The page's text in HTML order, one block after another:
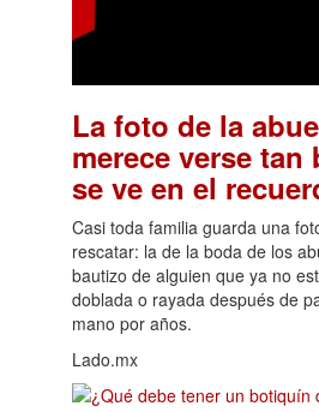
La foto de la
merece verse tan
se ve en el
Casi toda familia guarda una
rescatar: la de la boda de los
bautizo de alguien que ya no
doblada o rayada después de
mano por años.
Lado.mx